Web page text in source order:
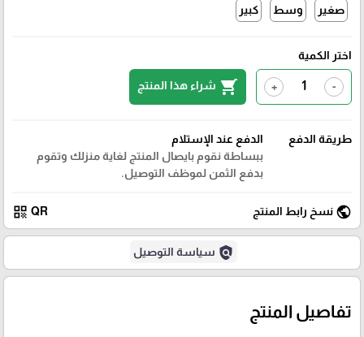
صغير
وسط كبير
اختر الكمية
-
+
shopping_cart شراء هذا المنتج
طريقة الدفع
الدفع عند الإستلام
ببساطة نقوم بايصال المنتج لغاية منزلك وتقوم
بدفع الثمن لموظف التوصيل.
public نسخ رابط المنتج QR
qr_code
policy سياسة التوصيل
تفاصيل المنتج